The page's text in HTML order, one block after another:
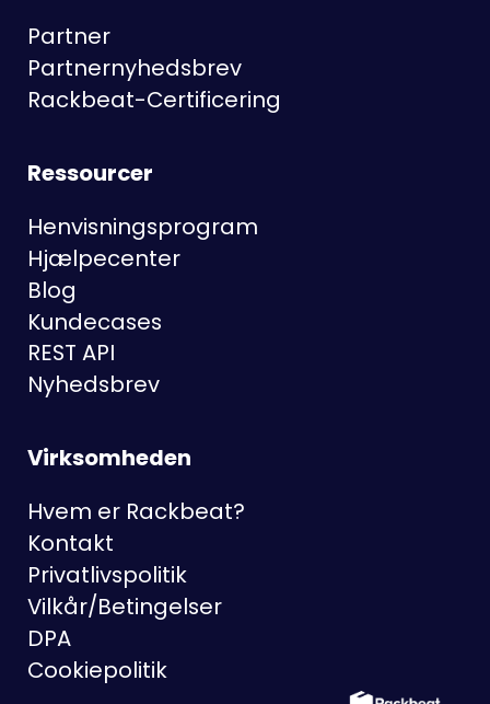
Partner
Partnernyhedsbrev
Rackbeat-Certificering
Ressourcer
Henvisningsprogram
Hjælpecenter
Blog
Kundecases
REST API
Nyhedsbrev
Virksomheden
Hvem er Rackbeat?
Kontakt
Privatlivspolitik
Vilkår/Betingelser
DPA
Cookiepolitik